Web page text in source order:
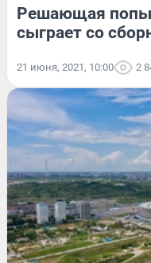
Решающая
сыграет со
21 июня, 2021, 10:00 2